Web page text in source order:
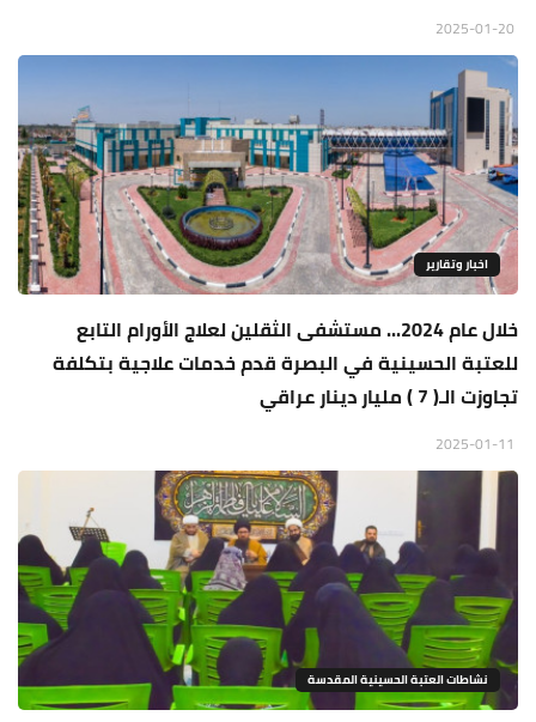
اخبار وتقارير
خلال عام 2024... مستشفى الثقلين لعلاج الأورام التابع
للعتبة الحسينية في البصرة قدم خدمات علاجية بتكلفة
تجاوزت الـ( 7 ) مليار دينار عراقي
نشاطات العتبة الحسينية المقدسة